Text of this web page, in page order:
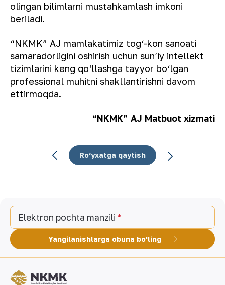
olingan bilimlarni mustahkamlash imkoni
beriladi.
“NKMK” AJ mamlakatimiz tog‘-kon sanoati
samaradorligini oshirish uchun sun’iy intellekt
tizimlarini keng qo‘llashga tayyor bo‘lgan
professional muhitni shakllantirishni davom
ettirmoqda.
“NKMK” AJ Matbuot xizmati
Ro‘yxatga qaytish
Elektron pochta manzili
Yangilanishlarga obuna bo'ling